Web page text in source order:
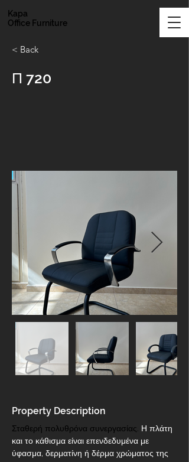
Kapa
Office Furniture
< Back
Π 720
Property Description
Σταθερή πολυθρόνα συνεργασίας. Η πλάτη
και το κάθισμα είναι επενδεδυμένα με
ύφασμα, δερματίνη ή δέρμα χρώματος της